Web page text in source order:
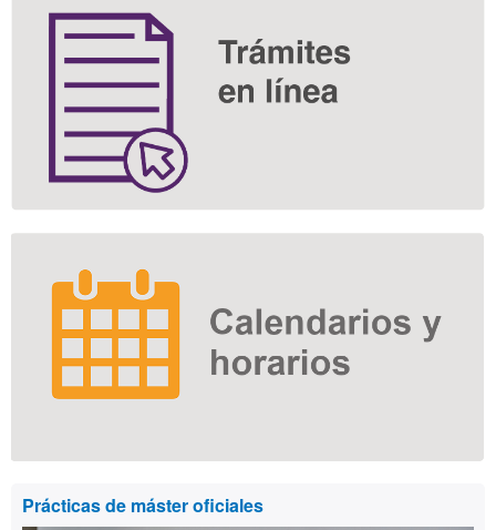
Prácticas de máster oficiales